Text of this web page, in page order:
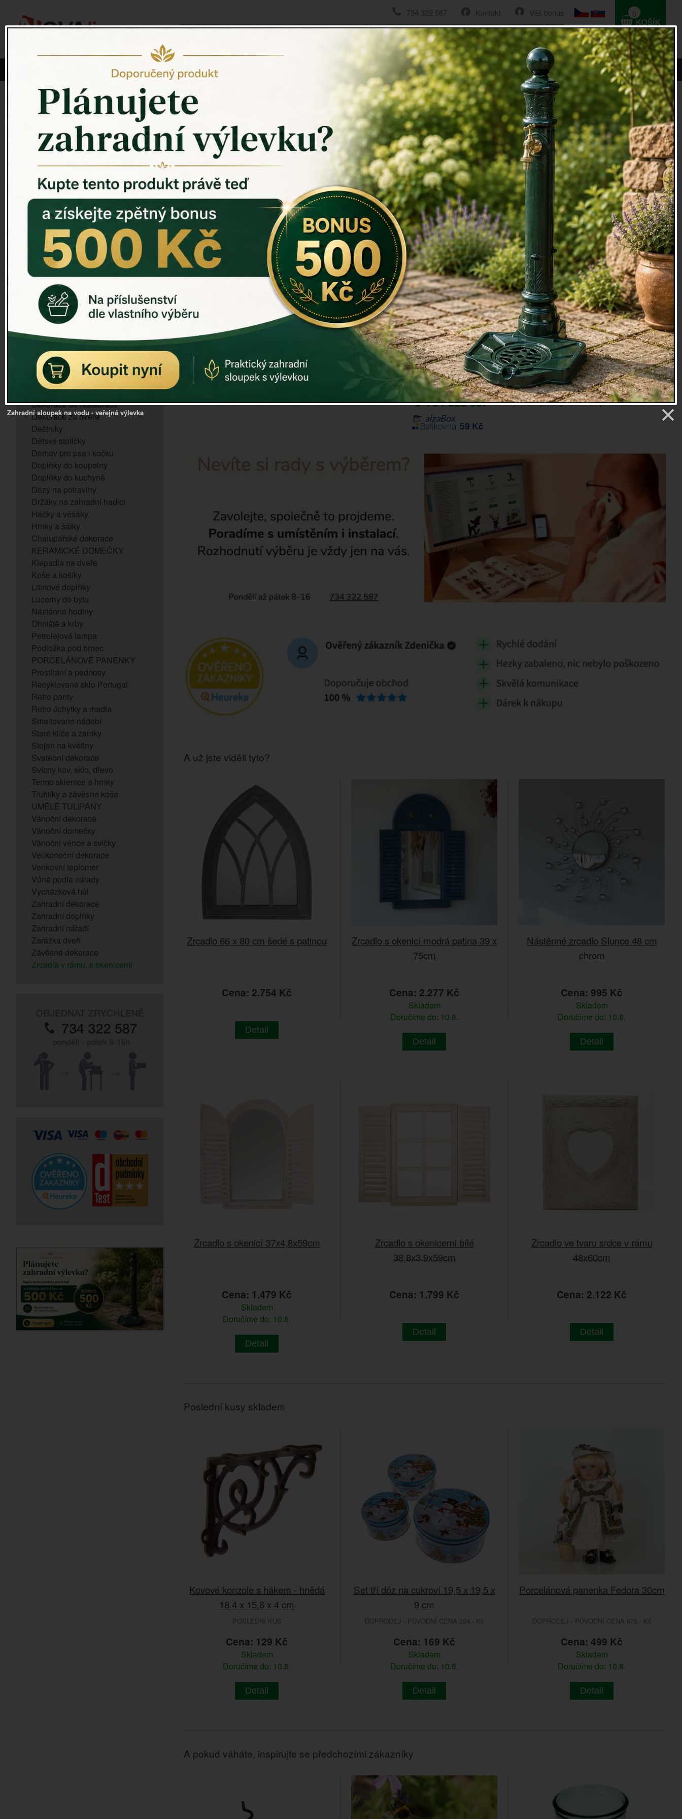
Váš bonus
Kontakt
734 322 587
HLEDAT
0
0 Kč
Vyberte si kategorii: NOVINKY
PÍTKO PRO PTÁKY
ZAHRADNÍ SOCHY
ZAHRADNÍ UMYVADLA
PTAČÍ BUDKY
Litinové škrabáky na boty
DEKORACE NA HROB
RETRO KONZOLE
Domovní čísla - litina
DEKORACE NA ZEĎ
ZVONKOHRA
ZVONY A ZVONKY
PTAČÍ KRMÍTKA
SLUNEČNÍ HODINY
Dózy na brambory a zeleninu
VÝPRODEJ - poslední kusy
Andělé, něžné sošky
Aroma lampy
Buddha soška
BUDKY PRO SÝKORKY
Budky pro vrabce
Bytový textil
Dárky pro muže
Dekorace do bytu
Dekorace do restaurace
Dekorace za dveře
Deštníky
Dětské stoličky
Domov pro psa i kočku
Doplňky do koupelny
Doplňky do kuchyně
Dózy na potraviny
Držáky na zahradní hadici
Háčky a věšáky
Hrnky a šálky
Chalupářské dekorace
KERAMICKÉ DOMEČKY
Klepadla na dveře
Koše a košíky
Litinové doplňky
Lucerny do bytu
Nástěnné hodiny
Ohniště a krby
Petrolejová lampa
Podložka pod hrnec
PORCELÁNOVÉ PANENKY
Prostírání a podnosy
Recyklované sklo Portugal
Retro panty
Retro úchytky a madla
Smaltované nádobí
Staré klíče a zámky
Stojan na květiny
Svatební dekorace
Svícny kov, sklo, dřevo
Termo sklenice a hrnky
Truhlíky a závěsné koše
UMĚLÉ TULIPÁNY
Vánoční dekorace
Vánoční domečky
Vánoční věnce a svíčky
Velikonoční dekorace
Venkovní teploměr
Vůně podle nálady
Vycházková hůl
Zahradní dekorace
Zahradní doplňky
Zahradní nářadí
Zarážka dveří
Závěsné dekorace
Zrcadla v rámu, s okenicemi
Venkovský domov Zrcadla v rámu, s okenicemi->Zrcadlo v dřevěném rámu bílá vymývaná 49,2 cm
Zrcadlo v dřevěném rámu bílá vymývaná 49,2
cm
Toto stylovézrcadlo v dřevěném rámu se bude báječně hodit na
chodbu či do ložnice Vašeho bytu.
Praktický a vkusný čtvercový doplněk.
Rozměr: 49,2x3x49,2cm.
Záruka: 2 roky
Kód:E2043
Další parametry
Cena: 1.700 Kč
ks Prověřit e-mailem
Dostupné, objednej telefonicky
A už jste viděli tyto?
Zrcadlo 66 x 80 cm šedé s patinou
Cena: 2.754 Kč
Detail
Zrcadlo s okenicí modrá patina 39 x
75cm
Cena: 2.277 Kč
Skladem
Doručíme do: 10.8.
Detail
Nástěnné zrcadlo Slunce 48 cm
chrom
Cena: 995 Kč
Skladem
Doručíme do: 10.8.
Detail
Zrcadlo s okenicí 37x4,8x59cm
Cena: 1.479 Kč
Skladem
Doručíme do: 10.8.
Detail
Zrcadlo s okenicemi bílé
38,8x3,9x59cm
Cena: 1.799 Kč
Detail
Zrcadlo ve tvaru srdce v rámu
48x60cm
Cena: 2.122 Kč
Detail
Poslední kusy skladem
Kovové konzole s hákem - hnědá
18,4 x 15,6 x 4 cm
POSLEDNÍ KUS
Cena: 129 Kč
Skladem
Doručíme do: 10.8.
Detail
Set tří dóz na cukroví 19,5 x 19,5 x
9 cm
DOPRODEJ - PŮVODNÍ CENA 354.- Kč
Cena: 169 Kč
Skladem
Doručíme do: 10.8.
Detail
Porcelánová panenka Fedora 30cm
DOPRODEJ - PŮVODNÍ CENA 675.- Kč
Cena: 499 Kč
Skladem
Doručíme do: 10.8.
Detail
A pokud váháte, inspirujte se předchozími zákazníky
Zahradní sloupek na vodu - veřejná výlevka